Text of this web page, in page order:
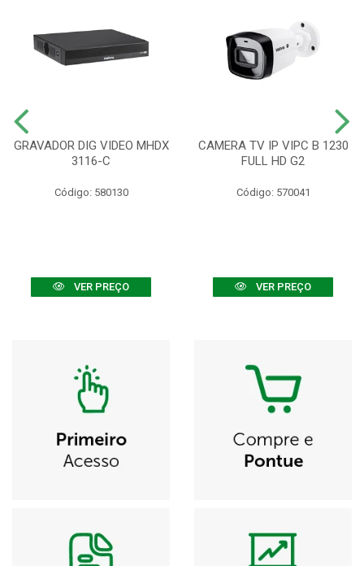
GRAVADOR DIG VIDEO MHDX
3116-C
Código: 580130
VER PREÇO
CAMERA TV IP VIPC B 1230
FULL HD G2
Código: 570041
VER PREÇO